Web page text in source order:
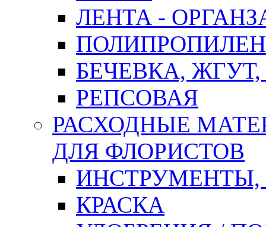
ЛЕНТА -
БЕЧЕВКА,
РЕПСОВАЯ
РАСХОДНЫЕ
ДЛЯ ФЛОРИСТОВ
ИНСТРУМЕНТЫ,
КРАСКА